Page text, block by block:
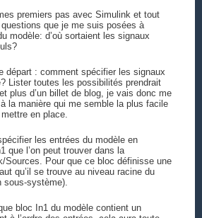
premiers pas avec Simulink et tout
que je me suis posées à
modèle: d’où sortaient les signaux
départ : comment spécifier les signaux
Lister toutes les possibilités prendrait
plus d’un billet de blog, je vais donc me
la manière qui me semble la plus facile
en place.
les entrées du modèle en
que l’on peut trouver dans la
Sources. Pour que ce bloc définisse une
qu’il se trouve au niveau racine du
sous-système).
bloc In1 du modèle contient un